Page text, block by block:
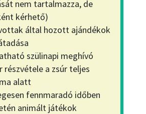
nem tartalmazza, de
kérhető)
által hozott ajándékok
szülinapi meghívó
részvétele a zsúr teljes
alatt
fennmaradó időben
animált játékok